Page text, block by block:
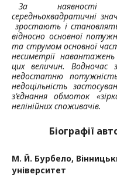
За наявності
середньоквадратичні
зростають і
відносно основної
та струмом основної
несиметрії
цих величин. Водночас
недостатню
недоцільність
з’єднання обмоток
нелінійних споживачів.
Біографії
М. Й. Бурбело,
університет